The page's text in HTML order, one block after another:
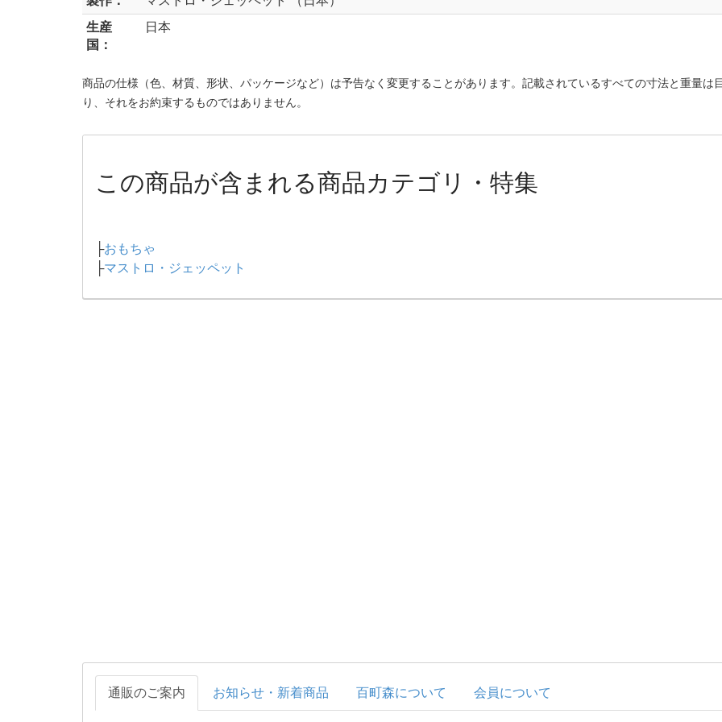
生産
国：
日本
商品の仕様（色、材質、形状、パッケージなど）は予告なく変更することがあります。記載されているすべての寸法と重量は
り、それをお約束するものではありません。
この商品が含まれる商品カテゴリ・特集
├おもちゃ
├マストロ・ジェッペット
通販のご案内 お知らせ・新着商品 百町森について 会員について